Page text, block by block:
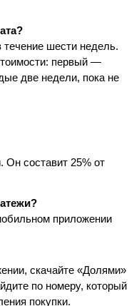
шести недель.
первый —
две недели, пока не
Он составит 25% от
приложении
скачайте «Долями»
по номеру, который
покупки.